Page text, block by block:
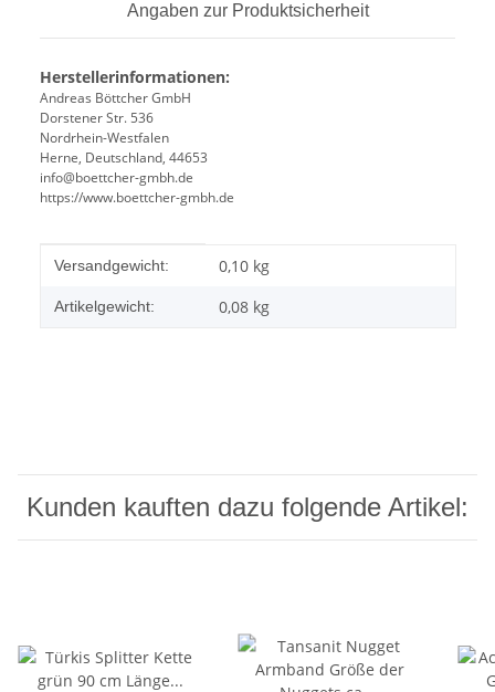
Angaben zur Produktsicherheit
Herstellerinformationen:
Andreas Böttcher GmbH
Dorstener Str. 536
Nordrhein-Westfalen
Herne, Deutschland, 44653
info@boettcher-gmbh.de
https://www.boettcher-gmbh.de
Produkteigenschaft
Wert
Versandgewicht: 0,10 kg
Artikelgewicht: 0,08 kg
Kunden kauften dazu folgende Artikel: